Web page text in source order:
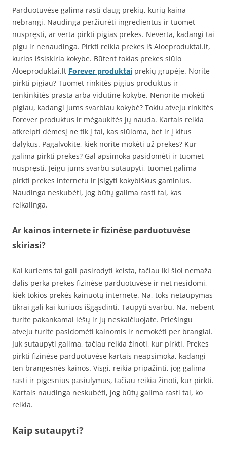
Parduotuvėse galima rasti daug prekių, kurių kaina
nebrangi. Naudinga peržiūrėti ingredientus ir tuomet
nuspręsti, ar verta pirkti pigias prekes. Neverta, kadangi tai
pigu ir nenaudinga. Pirkti reikia prekes iš Aloeproduktai.lt,
kurios išsiskiria kokybe. Būtent tokias prekes siūlo
Aloeproduktai.lt Forever produktai prekių grupėje. Norite
pirkti pigiau? Tuomet rinkitės pigius produktus ir
tenkinkitės prasta arba vidutine kokybe. Nenorite mokėti
pigiau, kadangi jums svarbiau kokybė? Tokiu atveju rinkitės
Forever produktus ir mėgaukitės jų nauda. Kartais reikia
atkreipti dėmesį ne tik į tai, kas siūloma, bet ir į kitus
dalykus. Pagalvokite, kiek norite mokėti už prekes? Kur
galima pirkti prekes? Gal apsimoka pasidomėti ir tuomet
nuspręsti. Jeigu jums svarbu sutaupyti, tuomet galima
pirkti prekes internetu ir įsigyti kokybiškus gaminius.
Naudinga neskubėti, jog būtų galima rasti tai, kas
reikalinga.
Ar kainos internete ir fizinėse parduotuvėse
skiriasi?
Kai kuriems tai gali pasirodyti keista, tačiau iki šiol nemaža
dalis perka prekes fizinėse parduotuvėse ir net nesidomi,
kiek tokios prekės kainuotų internete. Na, toks netaupymas
tikrai gali kai kuriuos išgąsdinti. Taupyti svarbu. Na, nebent
turite pakankamai lėšų ir jų neskaičiuojate. Priešingu
atveju turite pasidomėti kainomis ir nemokėti per brangiai.
Juk sutaupyti galima, tačiau reikia žinoti, kur pirkti. Prekes
pirkti fizinėse parduotuvėse kartais neapsimoka, kadangi
ten brangesnės kainos. Visgi, reikia pripažinti, jog galima
rasti ir pigesnius pasiūlymus, tačiau reikia žinoti, kur pirkti.
Kartais naudinga neskubėti, jog būtų galima rasti tai, ko
reikia.
Kaip sutaupyti?